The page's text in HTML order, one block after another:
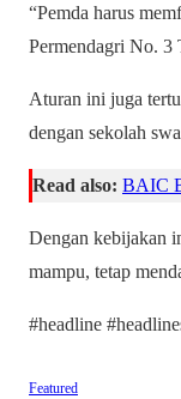
“Pemda harus
Permendagri No. 3
Aturan ini juga
dengan sekolah
Read also: BAIC
Dengan kebijakan
mampu, tetap
#headline
Featured